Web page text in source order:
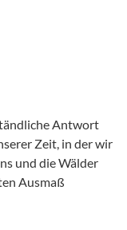
Antwort
Zeit, in der wir
und die Wälder
Ausmaß